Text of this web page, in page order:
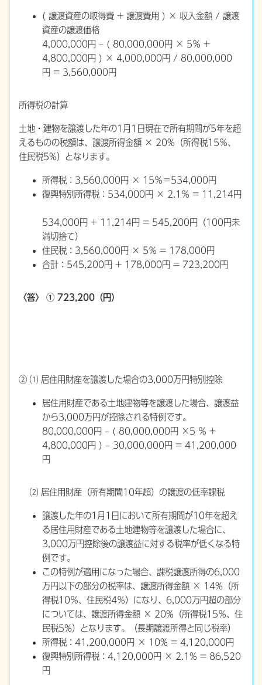
( 譲渡資産の取得費 + 譲渡費用 ) × 収入金額 / 譲渡
資産の譲渡価格
4,000,000円 – ( 80,000,000円 × 5％ +
4,800,000円 ) × 4,000,000円 / 80,000,000
円 = 3,560,000円
所得税の計算
土地・建物を譲渡した年の1月1日現在で所有期間が5年を超
えるものの税額は、譲渡所得金額 × 20%（所得税15％、
住民税5%）となります。
所得税：3,560,000円 × 15％＝534,000円
復興特別所得税：534,000円 × 2.1％ = 11,214円
534,000円 + 11,214円 = 545,200円（100円未
満切捨て）
住民税：3,560,000円 × 5％ = 178,000円
合計：545,200円 + 178,000円 = 723,200円
〈答〉 ① 723,200（円）
② ⑴ 居住用財産を譲渡した場合の3,000万円特別控除
居住用財産である土地建物等を譲渡した場合、譲渡益
から3,000万円が控除される特例です。
80,000,000円 – ( 80,000,000円 ×5 ％ +
4,800,000円 ) – 30,000,000円 = 41,200,000
円
⑵ 居住用財産（所有期間10年超）の譲渡の低率課税
譲渡した年の1月1日において所有期間が10年を超え
る居住用財産である土地建物等を譲渡した場合に、
3,000万円控除後の譲渡益に対する税率が低くなる特
例です。
この特例が適用になった場合、課税譲渡所得の6,000
万円以下の部分の税率は、譲渡所得金額 × 14%（所
得税10％、住民税4％）になり、6,000万円超の部分
については、譲渡所得金額 × 20%（所得税15％、住
民税5%）となります。（長期譲渡所得と同じ税率）
所得税：41,200,000円 × 10% = 4,120,000円
復興特別所得税：4,120,000円 × 2.1% = 86,520
円